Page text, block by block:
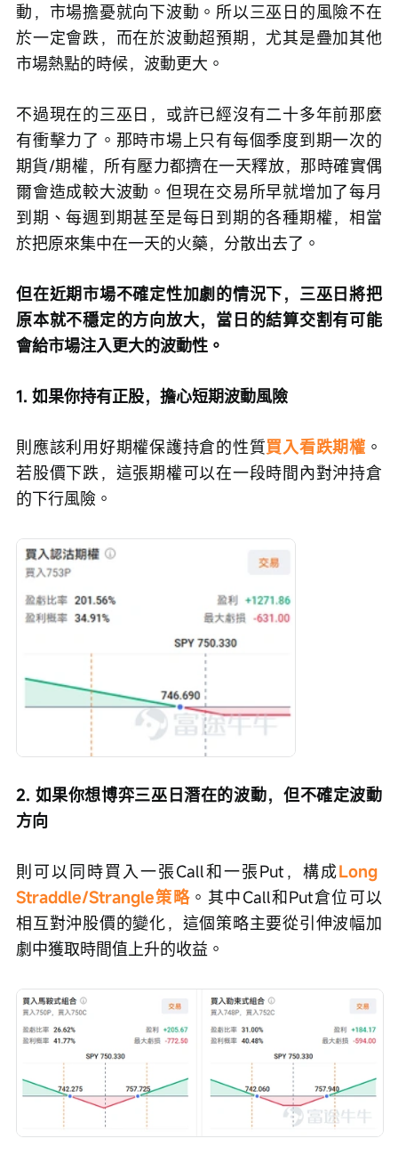
動，市場擔憂就向下波動。所以三巫日的風險不在
於一定會跌，而在於波動超預期，尤其是疊加其他
市場熱點的時候，波動更大。
不過現在的三巫日，或許已經沒有二十多年前那麼
有衝擊力了。那時市場上只有每個季度到期一次的
期貨/期權，所有壓力都擠在一天釋放，那時確實偶
爾會造成較大波動。但現在交易所早就增加了每月
到期、每週到期甚至是每日到期的各種期權，相當
於把原來集中在一天的火藥，分散出去了。
但在近期市場不確定性加劇的情況下，三巫日將把
原本就不穩定的方向放大，當日的結算交割有可能
會給市場注入更大的波動性。
1. 如果你持有正股，擔心短期波動風險
則應該利用好期權保護持倉的性質買入看跌期權 。
若股價下跌，這張期權可以在一段時間內對沖持倉
的下行風險。
2. 如果你想博弈三巫日潛在的波動，但不確定波動
方向
則可以同時買入一張Call和一張Put，構成Long
Straddle/Strangle策略 。其中Call和Put倉位可以
相互對沖股價的變化，這個策略主要從引伸波幅加
劇中獲取時間值上升的收益。